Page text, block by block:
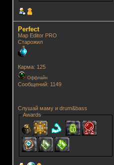
Perfect
Map Editor PRO
Старожил
Карма: 125
Оффлайн
Сообщений: 1149
Слушай маму и drum&bass
Awards